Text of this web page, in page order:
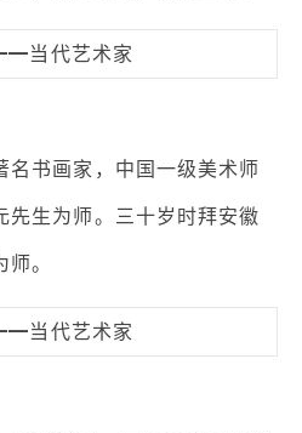
名书画家，中国一级美术师
先生为师。三十岁时拜安徽
。